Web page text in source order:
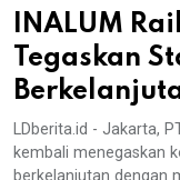
INALUM
Tegaskan
LDberita.id - Jakarta,
kembali menegaskan
berkelanjutan dengan